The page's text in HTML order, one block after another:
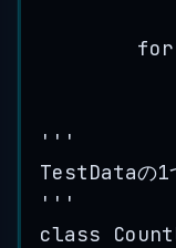
'''
TestDataの1
'''
class